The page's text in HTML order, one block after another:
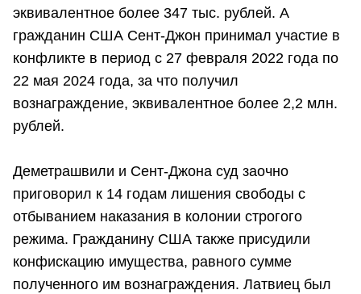
эквивалентное более 347 тыс. рублей. А
гражданин США Сент-Джон принимал участие в
конфликте в период с 27 февраля 2022 года по
22 мая 2024 года, за что получил
вознаграждение, эквивалентное более 2,2 млн.
рублей.
Деметрашвили и Сент-Джона суд заочно
приговорил к 14 годам лишения свободы с
отбыванием наказания в колонии строгого
режима. Гражданину США также присудили
конфискацию имущества, равного сумме
полученного им вознаграждения. Латвиец был